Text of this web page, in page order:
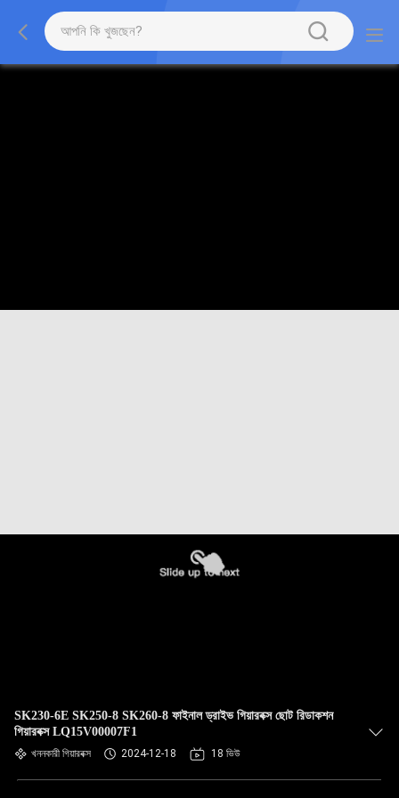
SK230-6E SK250-8 SK260-8 ফাইনাল ড্রাইভ গিয়ারবক্স ছোট রিডাকশন
গিয়ারবক্স LQ15V00007F1
খননকারী গিয়ারবক্স 2024-12-18 18 ভিউ